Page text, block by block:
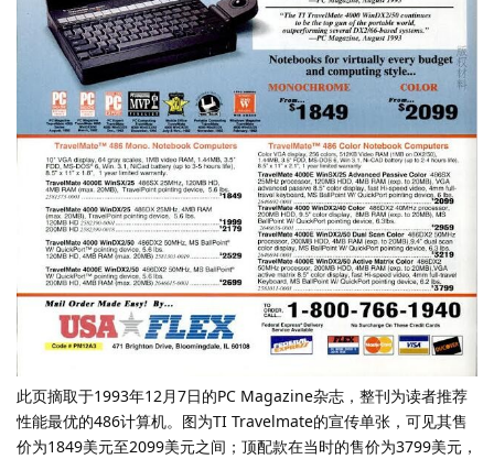
此页摘取于1993年12月7日的PC Magazine杂志，整刊为读者推荐
性能最优的486计算机。图为TI Travelmate的宣传单张，可见其售
价为1849美元至2099美元之间；顶配款在当时的售价为3799美元，